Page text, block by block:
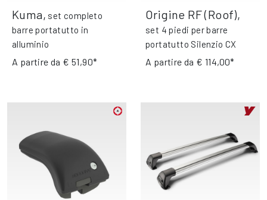
Kuma, set completo
barre portatutto in
alluminio
A partire da € 51,90*
Origine RF (Roof),
set 4 piedi per barre
portatutto Silenzio CX
A partire da € 114,00*